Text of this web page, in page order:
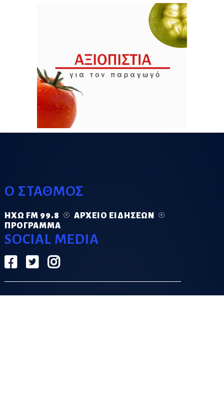
Ο ΣΤΑΘΜΟΣ
ΗΧΏ FM 99.8
ΑΡΧΕΊΟ ΕΙΔΉΣΕΩΝ
ΠΡΌΓΡΑΜΜΑ
SOCIAL MEDIA